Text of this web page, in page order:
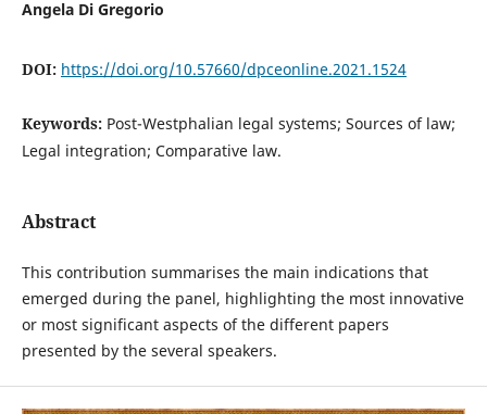
Angela Di Gregorio
DOI: https://doi.org/10.57660/dpceonline.2021.1524
Keywords: Post-Westphalian legal systems; Sources of law;
Legal integration; Comparative law.
Abstract
This contribution summarises the main indications that
emerged during the panel, highlighting the most innovative
or most significant aspects of the different papers
presented by the several speakers.